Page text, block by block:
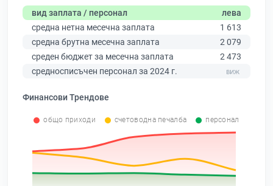
вид заплата / персонал
лева
средна нетна месечна заплата
1 613
средна брутна месечна заплата
2 079
среден бюджет за месечна заплата
2 473
средносписъчен персонал за 2024 г.
Финансови Трендове
общо приходи счетоводна печалба персонал